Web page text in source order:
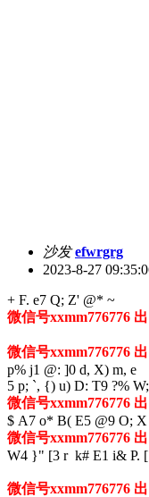
沙发 efwrgrg
2023-8-27
+ F. e7 Q; Z' @* ~
微信号xxmm776776
微信号xxmm776776
p% j1 @: ]0 d, X) m, e
5 p; `, {) u) D: T9 ?%
微信号xxmm776776
$ A7 o* B( E5 @9 O;
微信号xxmm776776
W4 }" [3 r k# E1 i& P.
微信号xxmm776776